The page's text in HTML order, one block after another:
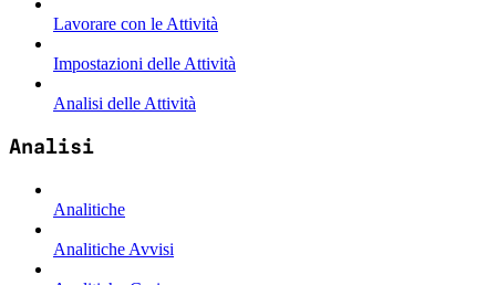
Lavorare con le Attività
Impostazioni delle Attività
Analisi delle Attività
Analisi
Analitiche
Analitiche Avvisi